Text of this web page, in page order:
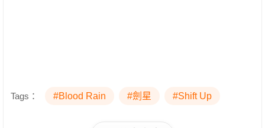
Tags： #Blood Rain #劍星 #Shift Up